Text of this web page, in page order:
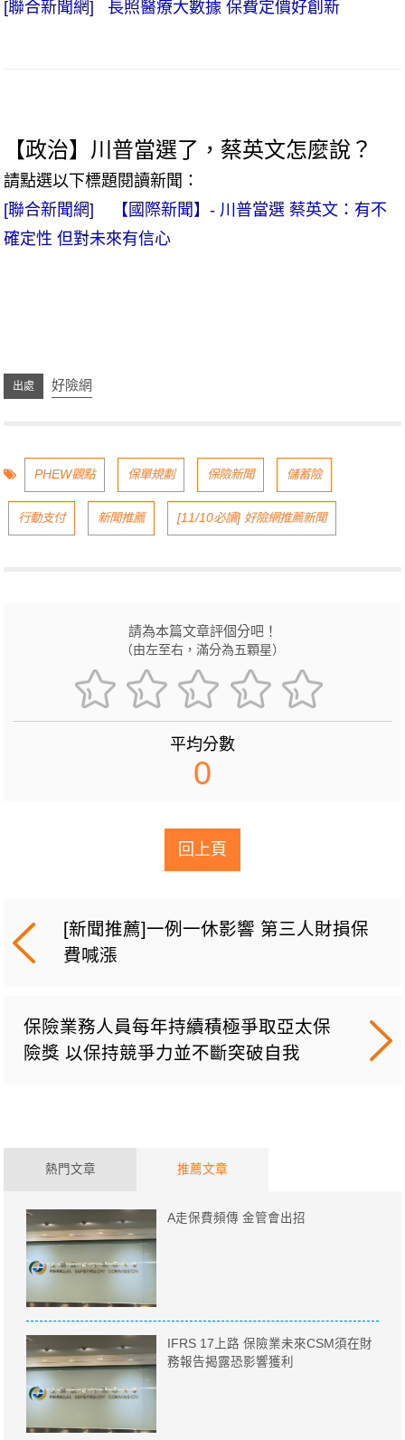
[聯合新聞網] 長照醫療大數據 保費定價好創新
【政治】川普當選了，蔡英文怎麼說？
請點選以下標題閱讀新聞：
[聯合新聞網] 【國際新聞】- 川普當選 蔡英文：有不
確定性 但對未來有信心
好險網
PHEW觀點 保單規劃 保險新聞 儲蓄險
行動支付 新聞推薦 [11/10必讀] 好險網推薦新聞
請為本篇文章評個分吧！
（由左至右，滿分為五顆星）
平均分數
0
回上頁
[新聞推薦]一例一休影響 第三人財損保
費喊漲
保險業務人員每年持續積極爭取亞太保
險獎 以保持競爭力並不斷突破自我
熱門文章 推薦文章
A走保費頻傳 金管會出招
IFRS 17上路 保險業未來CSM須在財
務報告揭露恐影響獲利